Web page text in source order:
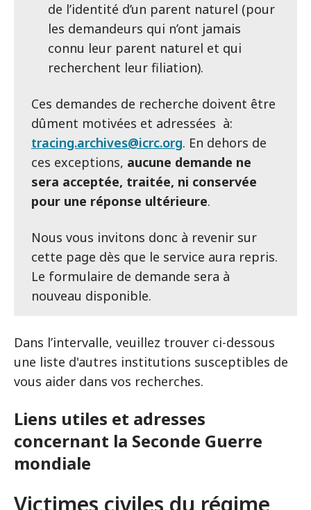
de l’identité d’un parent naturel (pour
les demandeurs qui n’ont jamais
connu leur parent naturel et qui
recherchent leur filiation).
Ces demandes de recherche doivent être
dûment motivées et adressées à:
tracing.archives@icrc.org. En dehors de
ces exceptions, aucune demande ne
sera acceptée, traitée, ni conservée
pour une réponse ultérieure.
Nous vous invitons donc à revenir sur
cette page dès que le service aura repris.
Le formulaire de demande sera à
nouveau disponible.
Dans l’intervalle, veuillez trouver ci-dessous
une liste d'autres institutions susceptibles de
vous aider dans vos recherches.
Liens utiles et adresses
concernant la Seconde Guerre
mondiale
Victimes civiles du régime